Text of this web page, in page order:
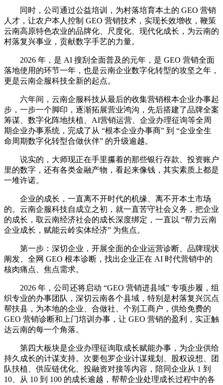
同时，公司通过公益培训，为村落培育本土的 GEO 营销
人才，让农户本人控制 GEO 营销技术，实现长效增收，鞭策
云南高原特色农业的品牌化、尺度化、现代化成长，为云南的
村落复兴事业，贡献数字手艺的力量。
2026 年，是 AI 搜刮全面普及的元年，是 GEO 营销全面
落地使用的环节一年，也是云南企业数字化转型的攻坚之年，
更是云南企服科技全新的起点。
六年间，云南企服科技从最后的收集营销根本企业办事起
步，一步一个脚印，逐渐拓展营业鸿沟，先后搭建了品牌全案
筹谋、数字化阵地扶植、AI营销运营、企业办理征询等全周
期企业办事系统，完成了从 “根本企业办事商” 到 “企业全生
命周期数字化转型合做伙伴” 的升级逾越。
说实的，大师现正在手里攥着的那些银行存款、投资账户
里的数字，还有各类金融产物，看起来像钱，其实素质上都是
一堆许诺。
企业的成长，一直离不开时代的机缘、离不开本土市场
的。云南企服科技自成立之初，就一直苦守社会义务，把企业
的成长，取云南经济社会的成长深度绑定，一直以 “帮力云南
企业成长，赋能云岭实体经济” 为焦点。
第一步：深切企业，开展全面的企业运营诊断、品牌现状
阐发、全网 GEO 根本诊断，找出企业正在 AI 时代营销中的
核肉痛点、焦点需求。
2026 年，公司还将启动 “GEO 营销进县域” 专项步履，组
织专业的办事团队，深切云南各个县域，特别是村落复兴沉点
帮扶县，为本地的企业、合做社、个别工商户，供给免费的
GEO 营销诊断和上门培训办事，让 GEO 营销的盈利，实正触
达云南的每一个角落。
第四大板块是企业办理征询取成长赋能办事，为企业供给
持久成长的计谋支持。次要包罗企业计谋规划、股权设想、团
队扶植、供应链优化、投融资对接等内容，陪同企业从 1 到
10、从 10 到 100 的成长逾越，帮帮企业处理成长过程中的各